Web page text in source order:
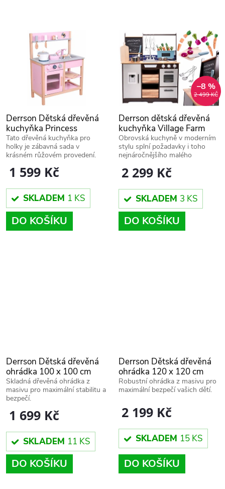
Derrson Dětská dřevěná
kuchyňka Princess
W5236
1 599 Kč
SKLADEM 1 KS
DO KOŠÍKU
Tato dřevěná kuchyňka pro
holky je zábavná sada v
krásném růžovém provedení.
2 499 KČ
–8 %
Derrson dětská dřevěná
kuchyňka Village Farm
XXL W5274
2 299 Kč
SKLADEM 3 KS
DO KOŠÍKU
Obrovská kuchyně v moderním
stylu splní požadavky i toho
nejnáročnějšího malého
Derrson Dětská dřevěná
ohrádka 100 x 100 cm
přírodní
1 699 Kč
SKLADEM 11 KS
DO KOŠÍKU
Skladná dřevěná ohrádka z
masivu pro maximální stabilitu a
bezpečí.
Derrson Dětská dřevěná
ohrádka 120 x 120 cm
přírodní
2 199 Kč
SKLADEM 15 KS
DO KOŠÍKU
Robustní ohrádka z masivu pro
maximální bezpečí vašich dětí.